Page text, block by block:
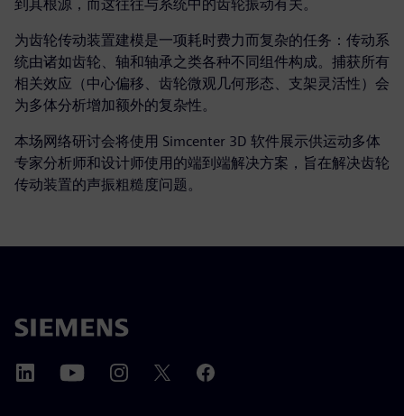
到其根源，而这往往与系统中的齿轮振动有关。
为齿轮传动装置建模是一项耗时费力而复杂的任务：传动系
统由诸如齿轮、轴和轴承之类各种不同组件构成。捕获所有
相关效应（中心偏移、齿轮微观几何形态、支架灵活性）会
为多体分析增加额外的复杂性。
本场网络研讨会将使用 Simcenter 3D 软件展示供运动多体
专家分析师和设计师使用的端到端解决方案，旨在解决齿轮
传动装置的声振粗糙度问题。